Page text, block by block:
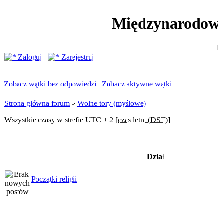
Zaloguj
Zarejestruj
Zobacz wątki bez odpowiedzi | Zobacz aktywne wątki
Strona główna forum » Wolne tory (myślowe)
Wszystkie czasy w strefie UTC + 2 [czas letni (DST)]
Dział
Początki religii